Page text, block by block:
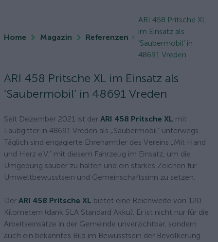
Home Magazin Referenzen
ARI 458 Pritsche XL
im Einsatz als
‘Saubermobil’ in
48691 Vreden
ARI 458 Pritsche XL im Einsatz als
‘Saubermobil’ in 48691 Vreden
Seit Dezember 2021 ist der ARI 458 Pritsche XL mit
Laubgitter in 48691 Vreden als „Saubermobil“ unterwegs.
Täglich sind engagierte Ehrenamtler des Vereins „Mit Hand
und Herz e.V.“ mit diesem Fahrzeug im Einsatz, um die
Umgebung sauber zu halten und ein starkes Zeichen für
Umweltbewusstsein und Gemeinschaftssinn zu setzen.
Der ARI 458 Pritsche XL bietet eine Reichweite von 120
Kilometern (dank SLA Standard Akku). Er ist nicht nur für die
Arbeitseinsätze in der Gemeinde unverzichtbar, sondern
auch ein bekanntes Bild im Bewusstsein der Bevölkerung.